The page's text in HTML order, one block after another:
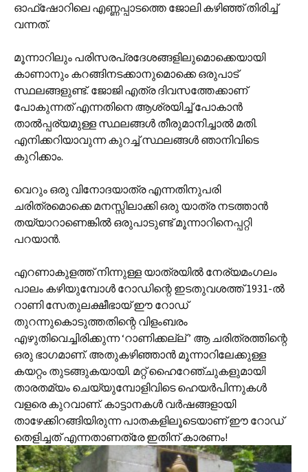
ഓഫ്‌ഷോറിലെ എണ്ണപ്പാടത്തെ ജോലി കഴിഞ്ഞ് തിരിച്ച്
വന്നത്.
മൂന്നാറിലും പരിസരപ്രദേശങ്ങളിലുമൊക്കെയായി
കാണാനും കറങ്ങിനടക്കാനുമൊക്കെ ഒരുപാട്
സ്ഥലങ്ങളുണ്ട്. ജോ‍ജി എത്ര ദിവസത്തേക്കാണ്
പോകുന്നത് എന്നതിനെ ആശ്രയിച്ച് പോകാന്‍
താല്‍പ്പര്യമുള്ള സ്ഥലങ്ങള്‍ തീരുമാനിച്ചാല്‍ മതി.
എനിക്കറിയാവുന്ന കുറച്ച് സ്ഥലങ്ങള്‍ ഞാനിവിടെ
കുറിക്കാം.
വെറും ഒരു വിനോദയാത്ര എന്നതിനുപരി
ചരിത്രമൊക്കെ മനസ്സിലാക്കി ഒരു യാത്ര നടത്താന്‍
തയ്യാറാണെങ്കില്‍ ഒരുപാടുണ്ട് മൂന്നാറിനെപ്പറ്റി
പറയാന്‍.
എറണാകുളത്ത് നിന്നുള്ള യാത്രയില്‍ നേര്യമംഗലം
പാലം കഴിയുമ്പോള്‍ റോഡിന്റെ ഇടതുവശത്ത് 1931-ല്‍
റാണി സേതുലക്ഷീഭായ് ഈ റോഡ്
തുറന്നുകൊടുത്തതിന്റെ വിളംബരം
എഴുതിവെച്ചിരിക്കുന്ന ‘റാണിക്കല്ല് ’ ആ ചരിത്രത്തിന്റെ
ഒരു ഭാഗമാണ്. അതുകഴിഞ്ഞാന്‍ മൂന്നാറിലേക്കുള്ള
കയറ്റം തുടങ്ങുകയായി. മറ്റ് ഹൈറേഞ്ചുകളുമായി
താരതമ്യം ചെയ്യുമ്പോളിവിടെ ഹെയര്‍പിന്നുകള്‍
വളരെ കുറവാണ്. കാട്ടാനകള്‍ വര്‍ഷങ്ങളായി
താഴേക്കിറങ്ങിയിരുന്ന പാതകളിലൂടെയാണ് ഈ റോഡ്
തെളിച്ചത് എന്നതാണത്രേ ഇതിന് കാരണം!